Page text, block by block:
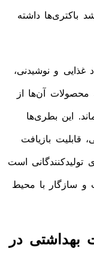
باکتری‌ها داشته
غذایی و نوشیدنی،
محصولات آن‌ها از
این بطری‌ها
قابلیت بازیافت
تولیدکنندگانی است
و سازگار با محیط
بهداشتی در